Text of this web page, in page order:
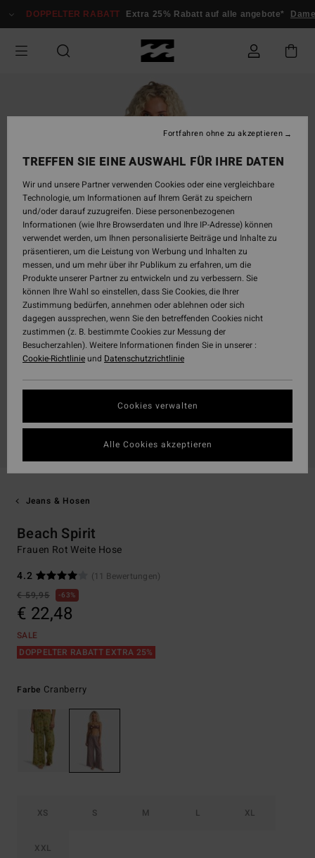
zur
springen
DOPPELTER RABATT Extra 25% Rabatt auf alle angebote*
Jeans & Hosen
Beach Spirit
Frauen Rot Weite Hose
4.2
(11 Bewertungen)
€ 59,95
63%
€ 22,48
SALE
DOPPELTER RABATT EXTRA 25%
Farbe Cranberry
XS S M L XL
XXL
TREFFEN SIE EINE AUSWAHL FÜR IHRE DATEN
Wir und unsere Partner verwenden Cookies oder eine vergleichbare
Technologie, um Informationen auf Ihrem Gerät zu speichern
und/oder darauf zuzugreifen. Diese personenbezogenen
Informationen (wie Ihre Browserdaten und Ihre IP-Adresse) können
verwendet werden, um Ihnen personalisierte Beiträge und Inhalte zu
präsentieren, um die Leistung von Werbung und Inhalten zu
messen, und um mehr über ihr Publikum zu erfahren, um die
Produkte unserer Partner zu entwickeln und zu verbessern. Sie
können Ihre Wahl so einstellen, dass Sie Cookies, die Ihrer
Zustimmung bedürfen, annehmen oder ablehnen oder sich
dagegen aussprechen, wenn Sie den betreffenden Cookies nicht
zustimmen (z. B. bestimmte Cookies zur Messung der
Besucherzahlen). Weitere Informationen finden Sie in unserer :
Cookie-Richtlinieund Datenschutzrichtlinie
Cookies verwalten
Fortfahren ohne zu akzeptieren
Alle Cookies akzeptieren